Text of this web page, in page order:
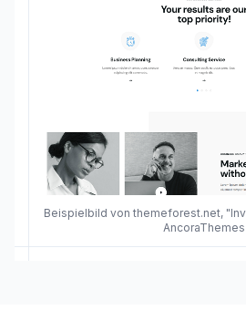
Beispielbild von themeforest.net,
AncoraThemes